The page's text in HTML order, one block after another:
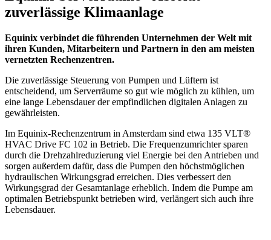
zuverlässige Klimaanlage
Equinix verbindet die führenden Unternehmen der Welt mit
ihren Kunden, Mitarbeitern und Partnern in den am meisten
vernetzten Rechenzentren.
Die zuverlässige Steuerung von Pumpen und Lüftern ist
entscheidend, um Serverräume so gut wie möglich zu kühlen, um
eine lange Lebensdauer der empfindlichen digitalen Anlagen zu
gewährleisten.
Im Equinix-Rechenzentrum in Amsterdam sind etwa 135 VLT®
HVAC Drive FC 102 in Betrieb. Die Frequenzumrichter sparen
durch die Drehzahlreduzierung viel Energie bei den Antrieben und
sorgen außerdem dafür, dass die Pumpen den höchstmöglichen
hydraulischen Wirkungsgrad erreichen. Dies verbessert den
Wirkungsgrad der Gesamtanlage erheblich. Indem die Pumpe am
optimalen Betriebspunkt betrieben wird, verlängert sich auch ihre
Lebensdauer.